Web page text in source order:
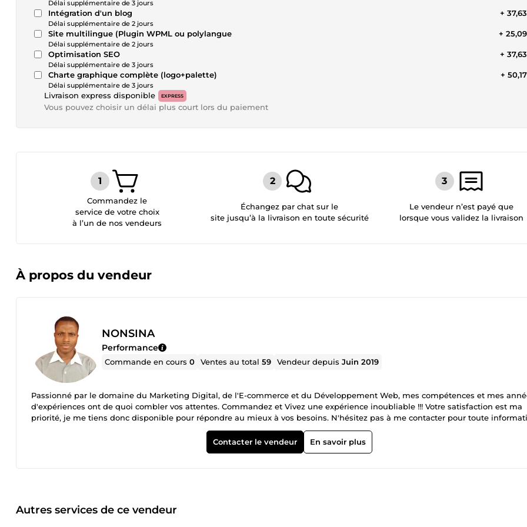
Délai supplémentaire de 3 jours
Intégration d'un blog
Délai supplémentaire de 2 jours
+
Site multilingue (Plugin WPML ou polylangue
Délai supplémentaire de 2 jours
+
Optimisation SEO
Délai supplémentaire de 3 jours
+
Charte graphique complète (logo+palette)
Délai supplémentaire de 3 jours
+
Livraison express disponible EXPRESS
Vous pouvez choisir un délai plus court lors du paiement
Commandez le
service de votre choix
à l’un de nos vendeurs
Échangez par chat sur le
site jusqu’à la livraison en toute sécurité
Le vendeur n’est payé que
lorsque vous validez la livraison
À propos du vendeur
NONSINA
Performance
Commande en cours0 Ventes au total59 Vendeur depuisJuin 2019
Passionné par le domaine du Marketing Digital, de l'E-commerce et du Développement Web, mes compétences et mes années
d'expériences ont de quoi combler vos attentes. Commandez et Vivez une expérience inoubliable !!! Votre satisfaction est ma
priorité, je me tiens donc disponible pour répondre au mieux à vos besoins. N'hésitez pas à me contacter pour toute
Contacter le vendeur
En savoir plus
Autres services de ce vendeur